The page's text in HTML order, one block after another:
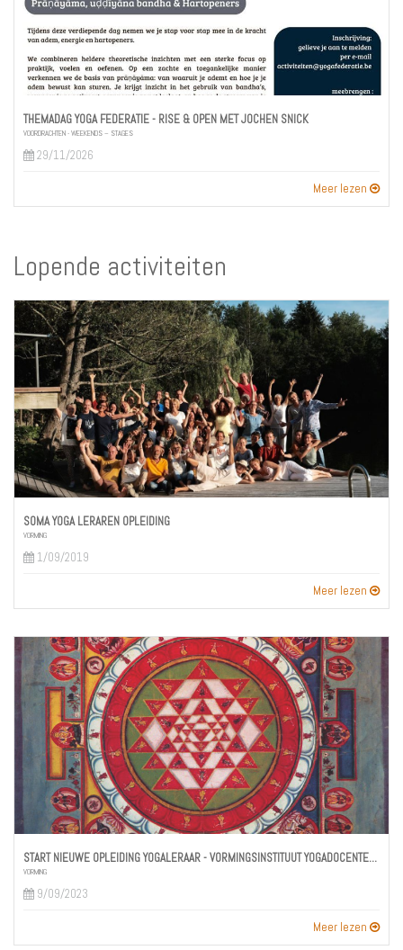
THEMADAG YOGA FEDERATIE - RISE & OPEN MET JOCHEN SNICK
VOORDRACHTEN - WEEKENDS – STAGES
29/11/2026
Meer lezen
Lopende activiteiten
SOMA YOGA LERAREN OPLEIDING
VORMING
1/09/2019
Meer lezen
START NIEUWE OPLEIDING YOGALERAAR - VORMINGSINSTITUUT YOGADOCENTEN - HADE DE NÈVE -ZOLDER
VORMING
9/09/2023
Meer lezen